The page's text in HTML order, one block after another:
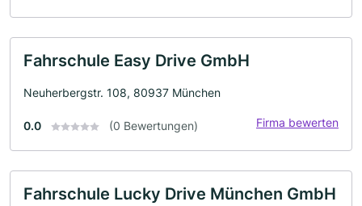
Fahrschule Easy Drive GmbH
Neuherbergstr. 108, 80937 München
0.0 (0 Bewertungen) Firma bewerten
Fahrschule Lucky Drive München GmbH